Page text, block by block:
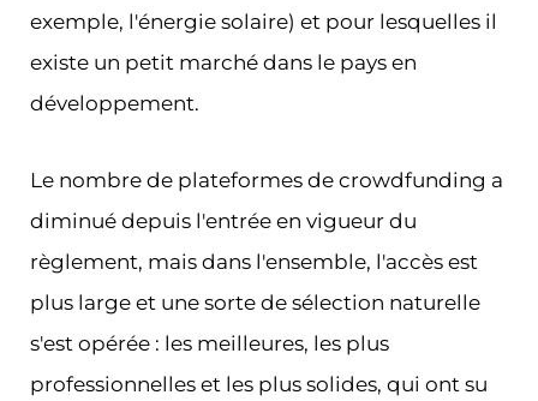
exemple, l'énergie solaire) et pour lesquelles il
existe un petit marché dans le pays en
développement.
Le nombre de plateformes de crowdfunding a
diminué depuis l'entrée en vigueur du
règlement, mais dans l'ensemble, l'accès est
plus large et une sorte de sélection naturelle
s'est opérée : les meilleures, les plus
professionnelles et les plus solides, qui ont su